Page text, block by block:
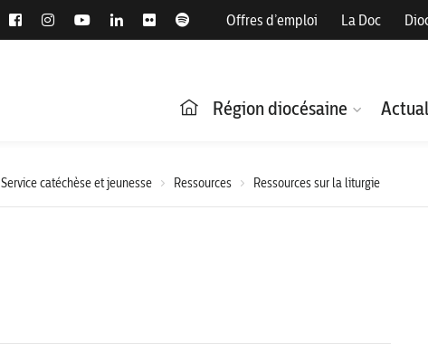
Offres d’emploi La Doc
Région diocésaine
Service catéchèse et jeunesse Ressources Ressources sur la liturgie